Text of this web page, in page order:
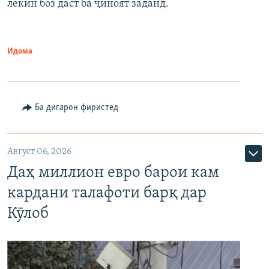
лекин боз даст ба ҷиноят заданд.
Идома
Ба дигарон фиристед
Август 06, 2026
Даҳ миллион евро барои кам
кардани талафоти барқ дар
Кӯлоб